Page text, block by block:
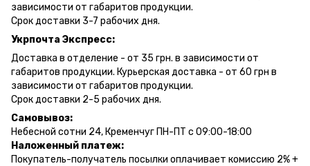
зависимости от габаритов продукции.
Срок доставки 3-7 рабочих дня.
Укрпочта Экспресс:
Доставка в отделение - от 35 грн. в зависимости от
габаритов продукции. Курьерская доставка - от 60 грн в
зависимости от габаритов продукции.
Срок доставки 2-5 рабочих дня.
Самовывоз:
Небесной сотни 24, Кременчуг ПН-ПТ с 09:00-18:00
Наложенный платеж:
Покупатель-получатель посылки оплачивает комиссию 2% +